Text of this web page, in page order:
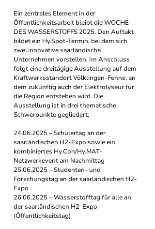
Ein zentrales Element in der
Öffentlichkeitsarbeit bleibt die WOCHE
DES WASSERSTOFFS 2025. Den Auftakt
bildet ein Hy.Spot-Termin, bei dem sich
zwei innovative saarländische
Unternehmen vorstellen. Im Anschluss
folgt eine dreitägige Ausstellung auf dem
Kraftwerksstandort Völklingen-Fenne, an
dem zukünftig auch der Elektrolyseur für
die Region entstehen wird. Die
Ausstellung ist in drei thematische
Schwerpunkte gegliedert:
24.06.2025 – Schülertag an der
saarländischen H2-Expo sowie ein
kombiniertes Hy.Con/Hy.MAT-
Netzwerkevent am Nachmittag
25.06.2025 – Studenten- und
Forschungstag an der saarländischen H2-
Expo
26.06.2025 – Wasserstofftag für alle an
der saarländischen H2-Expo
(Öffentlichkeitstag)